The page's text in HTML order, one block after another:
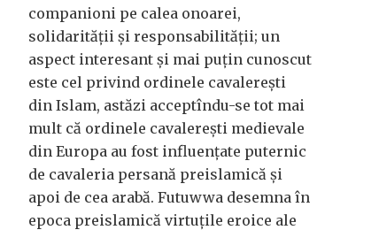
companioni pe calea onoarei,
solidarităţii şi responsabilităţii; un
aspect interesant şi mai puţin cunoscut
este cel privind ordinele cavalereşti
din Islam, astăzi acceptîndu-se tot mai
mult că ordinele cavalereşti medievale
din Europa au fost influenţate puternic
de cavaleria persană preislamică şi
apoi de cea arabă. Futuwwa desemna în
epoca preislamică virtuţile eroice ale